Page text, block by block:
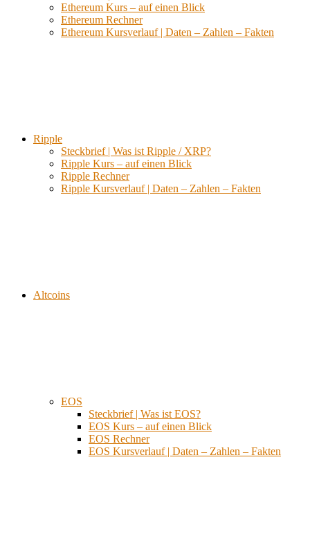
Ethereum Kurs – auf einen Blick
Ethereum Rechner
Ethereum Kursverlauf | Daten – Zahlen – Fakten
Ripple
Steckbrief | Was ist Ripple / XRP?
Ripple Kurs – auf einen Blick
Ripple Rechner
Ripple Kursverlauf | Daten – Zahlen – Fakten
Altcoins
EOS
Steckbrief | Was ist EOS?
EOS Kurs – auf einen Blick
EOS Rechner
EOS Kursverlauf | Daten – Zahlen – Fakten